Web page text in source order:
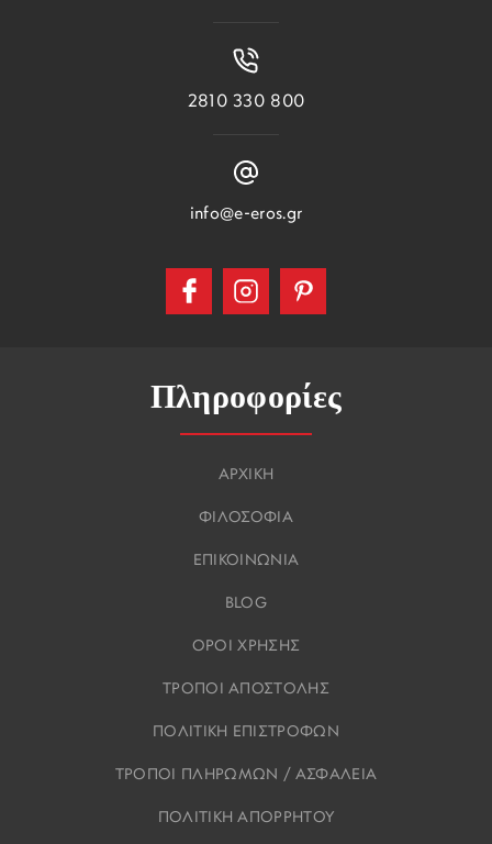
Πληροφορίες
ΑΡΧΙΚΗ
ΦΙΛΟΣΟΦΙΑ
ΕΠΙΚΟΙΝΩΝΙΑ
BLOG
ΟΡΟΙ ΧΡΗΣΗΣ
ΤΡΟΠΟΙ ΑΠΟΣΤΟΛΗΣ
ΠΟΛΙΤΙΚΗ ΕΠΙΣΤΡΟΦΩΝ
ΤΡΟΠΟΙ ΠΛΗΡΩΜΩΝ / ΑΣΦΑΛΕΙΑ
ΠΟΛΙΤΙΚΗ ΑΠΟΡΡΗΤΟΥ
2810 330 800
info@e-eros.gr